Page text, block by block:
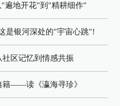
"遍地开花"到"精耕细作"
是银河深处的"宇宙心跳"!
区记忆到情感共振
籍——读《瀛海寻珍》